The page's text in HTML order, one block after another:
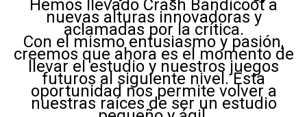
Hemos llevado Crash Bandicoot a
nuevas alturas innovadoras y
aclamadas por la crítica.
Con el mismo entusiasmo y pasión,
creemos que ahora es el momento de
llevar el estudio y nuestros juegos
futuros al siguiente nivel. Esta
oportunidad nos permite volver a
nuestras raíces de ser un estudio